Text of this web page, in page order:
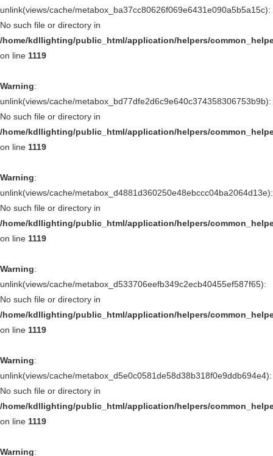
unlink(views/cache/metabox_ba37cc80626f069e6431e090a5b5a15c):
No such file or directory in
/home/kdllighting/public_html/application/helpers/
on line 1119
Warning:
unlink(views/cache/metabox_bd77dfe2d6c9e640c374358306753b9b):
No such file or directory in
/home/kdllighting/public_html/application/helpers/
on line 1119
Warning:
unlink(views/cache/metabox_d4881d360250e48ebccc04ba2064d13e):
No such file or directory in
/home/kdllighting/public_html/application/helpers/
on line 1119
Warning:
unlink(views/cache/metabox_d533706eefb349c2ecb40455ef587f65):
No such file or directory in
/home/kdllighting/public_html/application/helpers/
on line 1119
Warning:
unlink(views/cache/metabox_d5e0c0581de58d38b318f0e9ddb694e4):
No such file or directory in
/home/kdllighting/public_html/application/helpers/
on line 1119
Warning: